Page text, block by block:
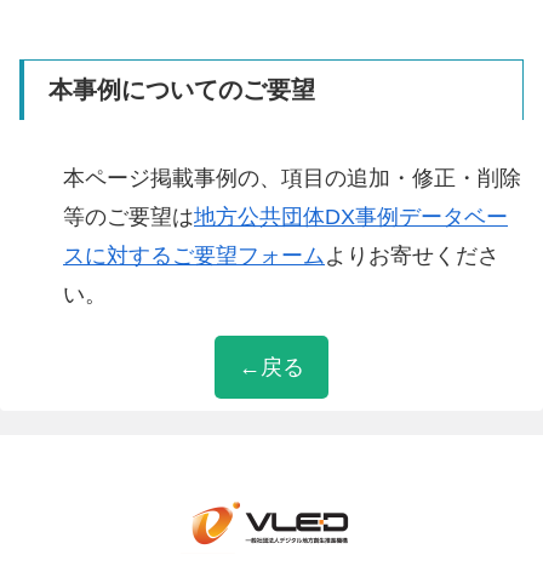
←戻る
本事例についてのご要望
本ページ掲載事例の、項目の追加・修正・削除
等のご要望は地方公共団体DX事例データベー
スに対するご要望フォームよりお寄せくださ
い。